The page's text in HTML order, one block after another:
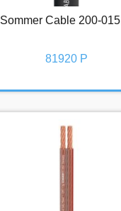
Sommer Cable 200-
81920 Р